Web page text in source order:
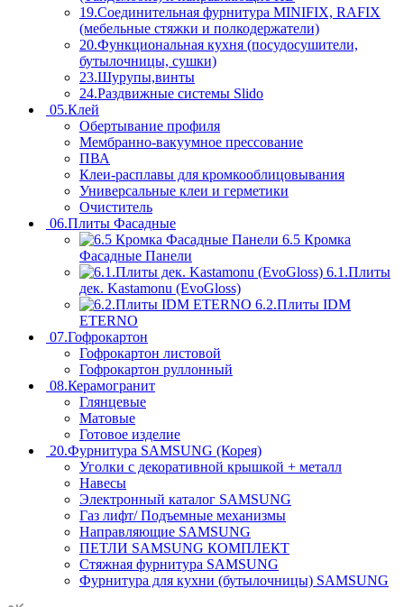
19.Соединительная фурнитура MINIFIX, RAFIX
(мебельные стяжки и полкодержатели)
20.Функциональная кухня (посудосушители,
бутылочницы, сушки)
23.Шурупы,винты
24.Раздвижные системы Slido
05.Клей
Обертывание профиля
Мембранно-вакуумное прессование
ПВА
Клеи-расплавы для кромкооблицовывания
Универсальные клеи и герметики
Очиститель
06.Плиты Фасадные
6.5 Кромка
Фасадные Панели
6.1.Плиты
дек. Kastamonu (EvoGloss)
6.2.Плиты IDM
ETERNO
07.Гофрокартон
Гофрокартон листовой
Гофрокартон руллонный
08.Керамогранит
Глянцевые
Матовые
Готовое изделие
20.Фурнитура SAMSUNG (Корея)
Уголки с декоративной крышкой + металл
Навесы
Электронный каталог SAMSUNG
Газ лифт/ Подъемные механизмы
Направляющие SAMSUNG
ПЕТЛИ SAMSUNG КОМПЛЕКТ
Стяжная фурнитура SAMSUNG
Фурнитура для кухни (бутылочницы) SAMSUNG